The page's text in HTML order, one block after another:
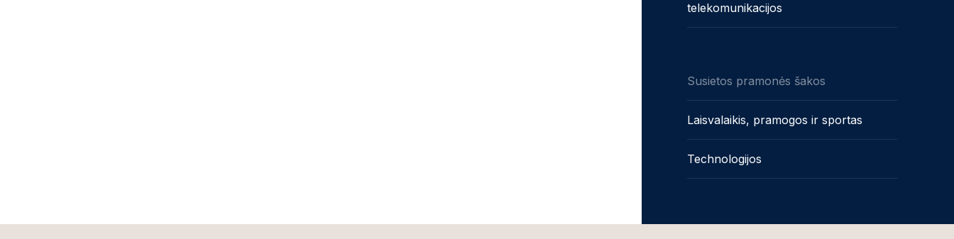
telekomunikacijos
Susietos pramonės šakos
Laisvalaikis, pramogos ir sportas
Technologijos